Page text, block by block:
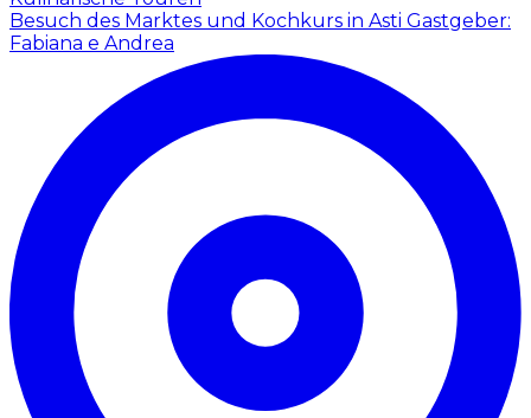
Besuch des Marktes und Kochkurs in Asti Gastgeber:
Fabiana e Andrea